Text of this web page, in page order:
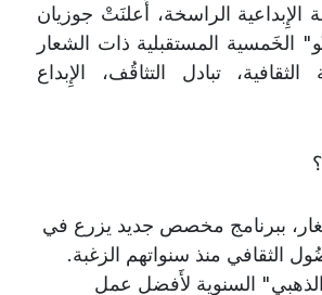
الراسخة، أَعلنَتْ جوزيان
الخَمسية المستقبلية ذات الشعار
تبادل التثاقُف، الإِبداع
ببرنامج مخصص جديد يزرع في
الثقافي منذ سنواتهم الزغبة.
الذهبي" السنوية لأَفضل عمل